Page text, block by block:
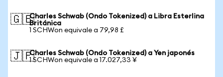
🇬🇧Charles Schwab (Ondo Tokenized) a Libra Esterlina
Británica
1 SCHWon equivale a 79,98 £
🇯🇵Charles Schwab (Ondo Tokenized) a Yen japonés
1 SCHWon equivale a 17.027,33 ¥